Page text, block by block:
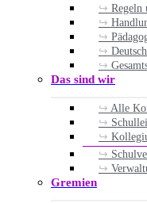
Regeln
Das sind wir
Alle
Gremien